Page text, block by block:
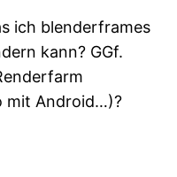
ich blenderframes
kann? GGf.
mit Android…)?